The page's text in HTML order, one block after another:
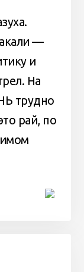
—
и
На
трудно
рай, по